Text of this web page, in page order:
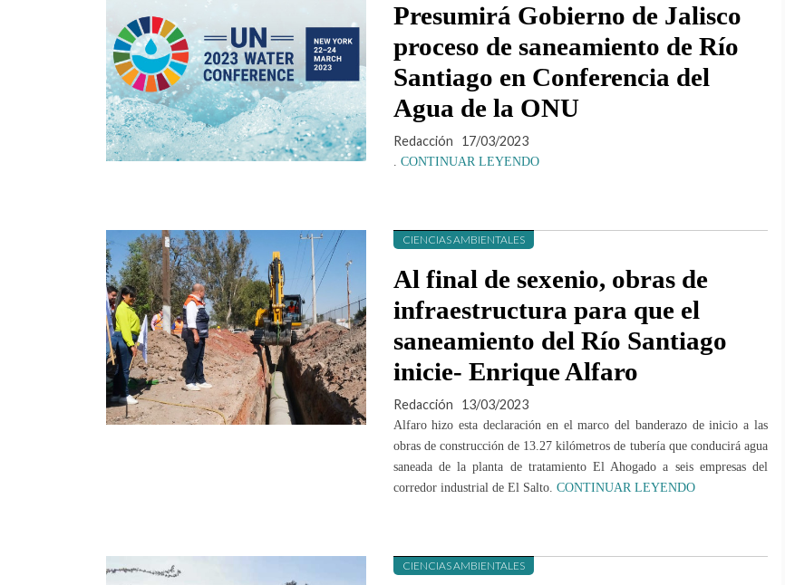
Presumirá Gobierno de Jalisco
proceso de saneamiento de Río
Santiago en Conferencia del
Agua de la ONU
Redacción 17/03/2023
. CONTINUAR LEYENDO
CIENCIAS AMBIENTALES
Al final de sexenio, obras de
infraestructura para que el
saneamiento del Río Santiago
inicie- Enrique Alfaro
Redacción 13/03/2023
Alfaro hizo esta declaración en el marco del banderazo de inicio a las
obras de construcción de 13.27 kilómetros de tubería que conducirá agua
saneada de la planta de tratamiento El Ahogado a seis empresas del
corredor industrial de El Salto. CONTINUAR LEYENDO
CIENCIAS AMBIENTALES